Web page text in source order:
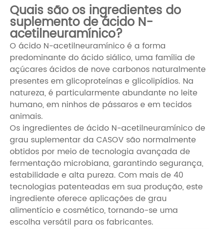
Quais são os ingredientes do
suplemento de ácido N-
acetilneuramínico?
O ácido N-acetilneuramínico é a forma
predominante do ácido siálico, uma família de
açúcares ácidos de nove carbonos naturalmente
presentes em glicoproteínas e glicolipídios. Na
natureza, é particularmente abundante no leite
humano, em ninhos de pássaros e em tecidos
animais.
Os ingredientes de ácido N-acetilneuramínico de
grau suplementar da CASOV são normalmente
obtidos por meio de tecnologia avançada de
fermentação microbiana, garantindo segurança,
estabilidade e alta pureza. Com mais de 40
tecnologias patenteadas em sua produção, este
ingrediente oferece aplicações de grau
alimentício e cosmético, tornando-se uma
escolha versátil para os fabricantes.